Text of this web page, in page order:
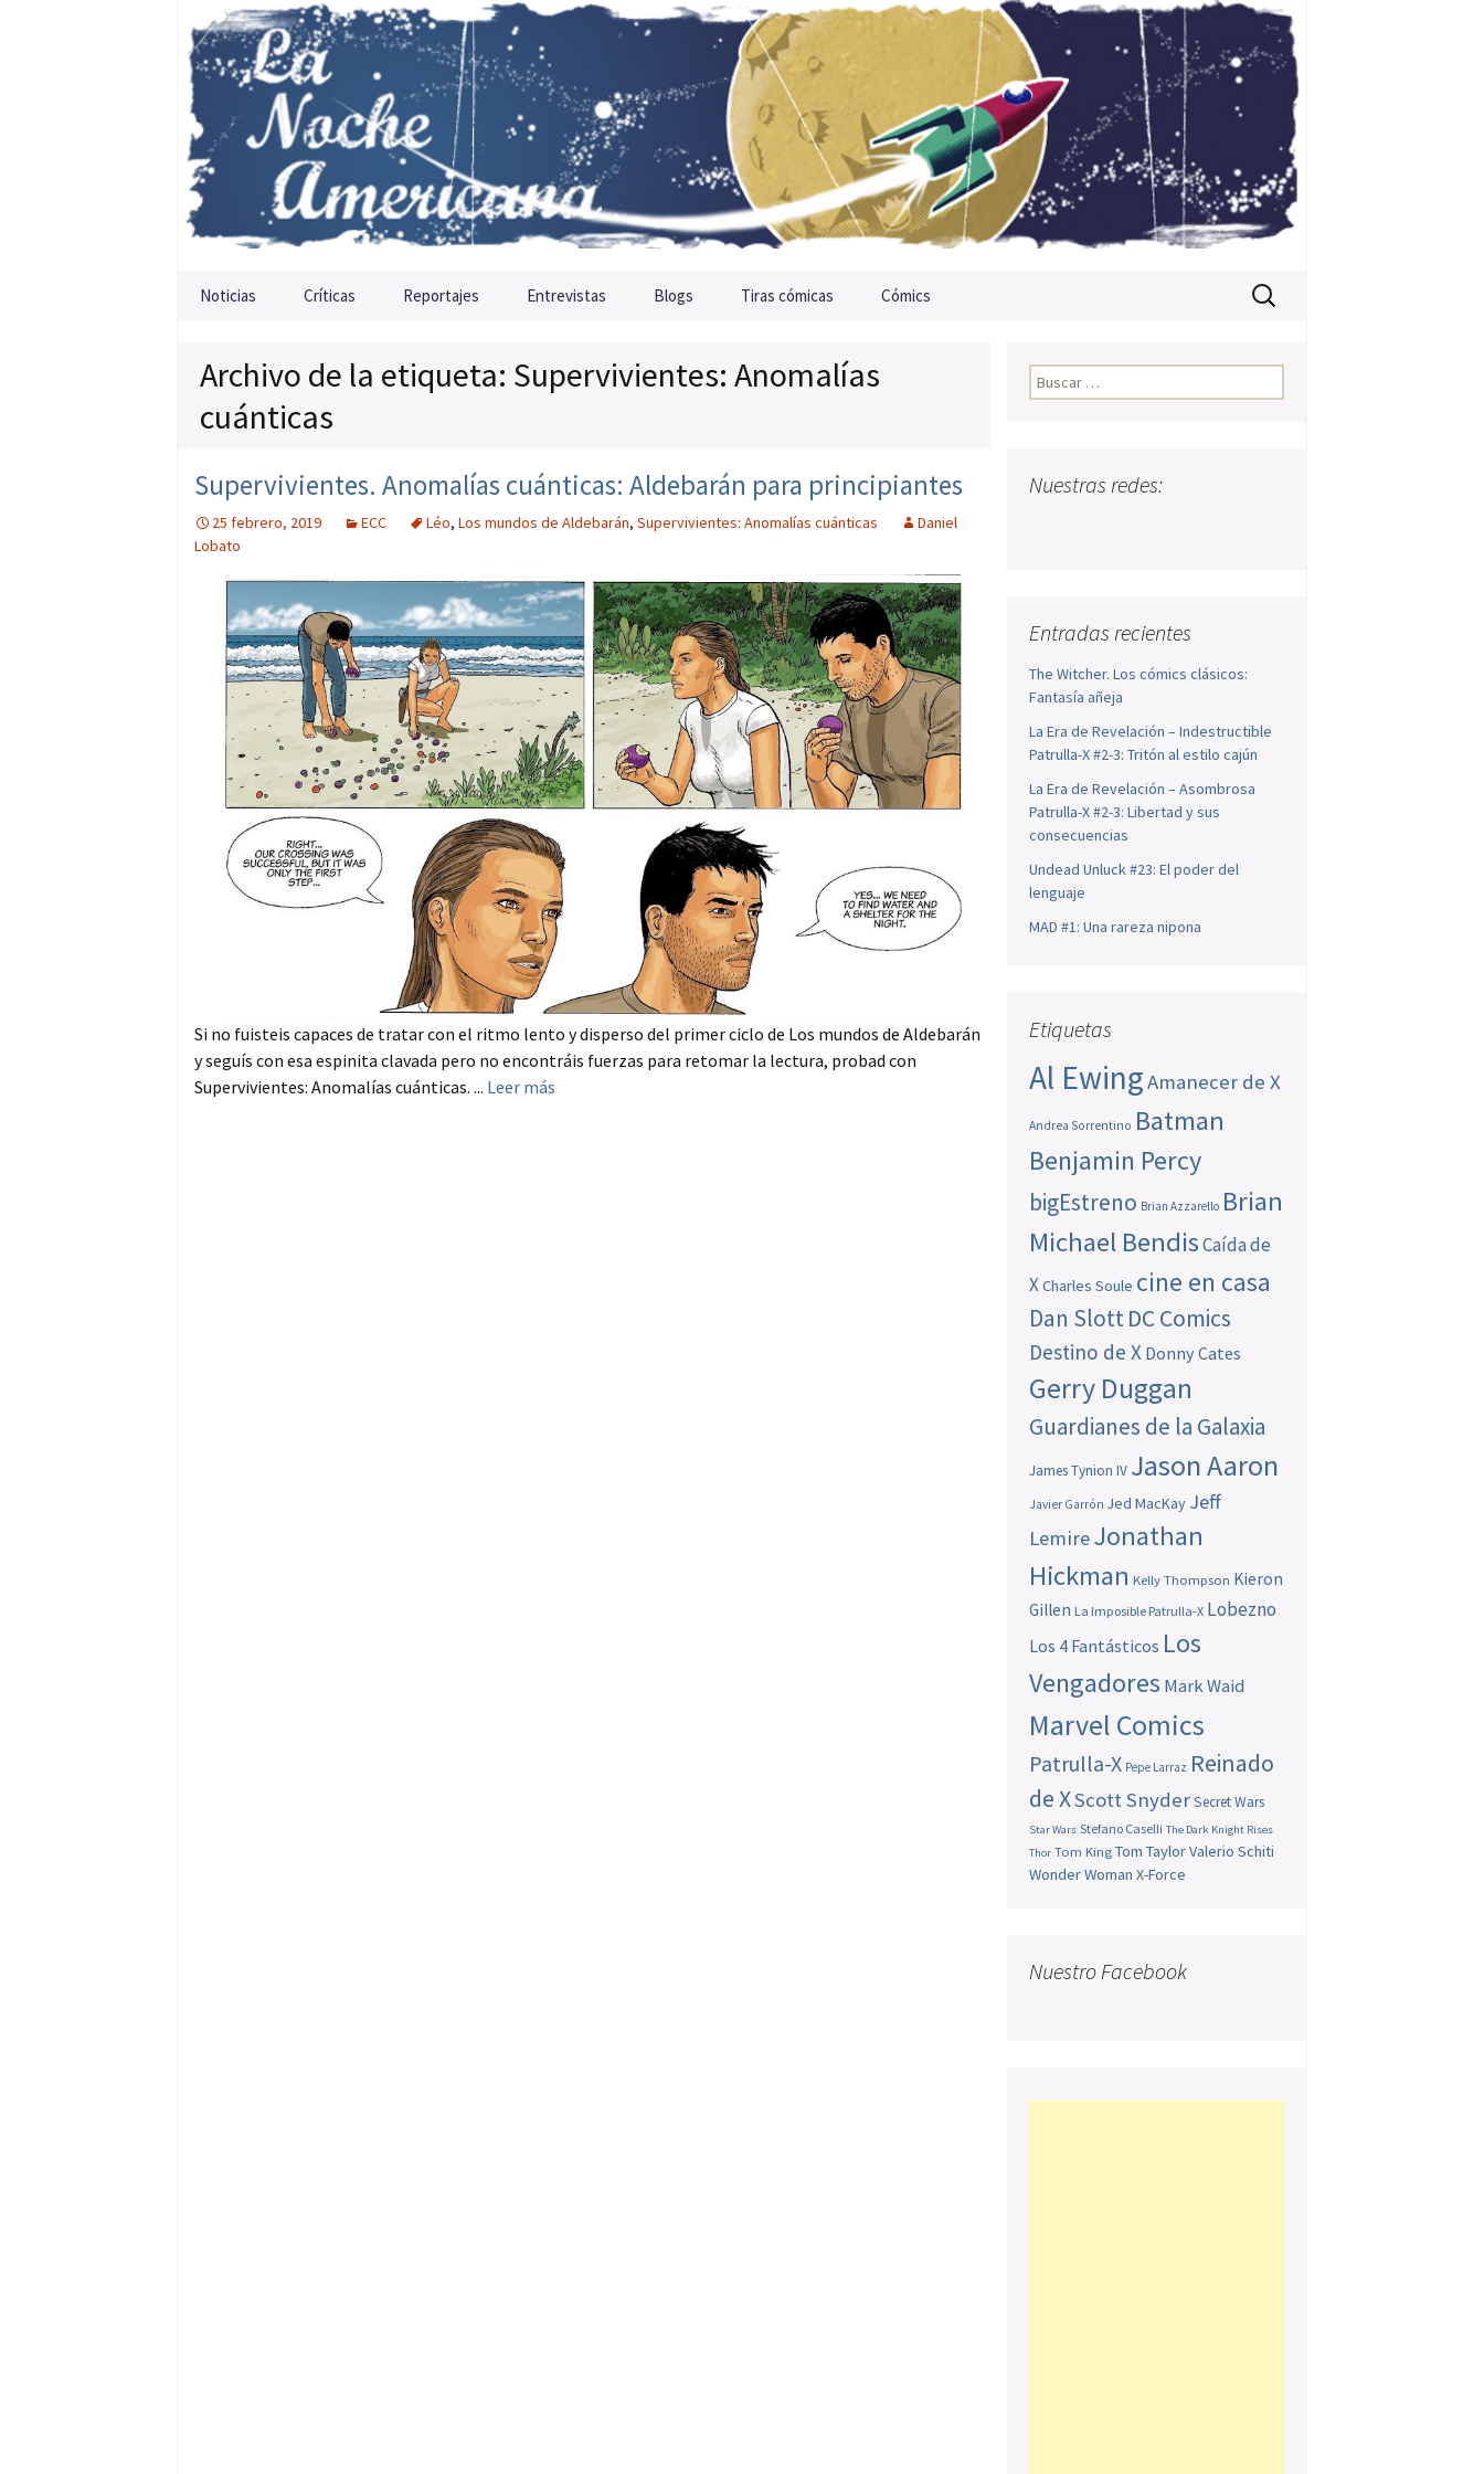
Saltar al contenido
Noticias Críticas Reportajes Entrevistas Blogs Tiras cómicas Cómics Buscar:
Archivo de la etiqueta: Supervivientes: Anomalías
cuánticas
Supervivientes. Anomalías cuánticas: Aldebarán para principiantes
25 febrero, 2019 ECC Léo, Los mundos de Aldebarán, Supervivientes: Anomalías cuánticas
Daniel
Lobato
Si no fuisteis capaces de tratar con el ritmo lento y disperso del primer ciclo de Los mundos de Aldebarán
y seguís con esa espinita clavada pero no encontráis fuerzas para retomar la lectura, probad con
Supervivientes: Anomalías cuánticas. ... Leer más
Buscar:
Nuestras redes:
Entradas recientes
The Witcher. Los cómics clásicos:
Fantasía añeja
La Era de Revelación – Indestructible
Patrulla-X #2-3: Tritón al estilo cajún
La Era de Revelación – Asombrosa
Patrulla-X #2-3: Libertad y sus
consecuencias
Undead Unluck #23: El poder del
lenguaje
MAD #1: Una rareza nipona
Etiquetas
Al EwingAmanecer de X
Andrea Sorrentino Batman
Benjamin Percy
bigEstreno Brian Azzarello Brian
Michael BendisCaída de
XCharles Soule cine en casa
Dan SlottDC Comics
Destino de X Donny Cates
Gerry Duggan
Guardianes de la Galaxia
James Tynion IV Jason Aaron
Javier Garrón Jed MacKay Jeff
LemireJonathan
Hickman Kelly Thompson Kieron
Gillen La Imposible Patrulla-X Lobezno
Los 4 Fantásticos Los
Vengadores Mark Waid
Marvel Comics
Patrulla-X Pepe Larraz Reinado
de XScott SnyderSecret Wars
Star Wars Stefano Caselli The Dark Knight Rises
Thor Tom King Tom TaylorValerio Schiti
Wonder Woman X-Force
Nuestro Facebook